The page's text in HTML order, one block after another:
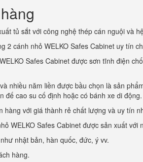
tủ sắt với công nghệ thép cán nguội và
2 cánh nhỏ WELKO Safes Cabinet uy tín
Safes Cabinet được sơn tĩnh điện
nhiều năm liền được bầu chọn là sản
đế cao su cố định hoặc có bánh xe di động.
với giá thành rẻ chất lượng và uy tín
WELKO Safes Cabinet được sản xuất với
nhật bản, hàn quốc, đức, ý vv.
hàng.